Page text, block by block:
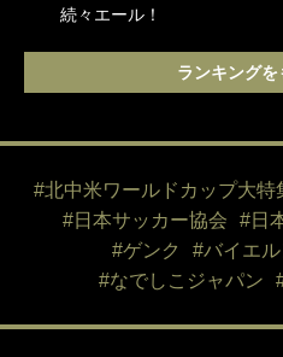
続々エール！
ランキングを
#北中米ワールドカップ大特
#日本サッカー協会
#日
#ゲンク
#バイエ
#なでしこジャパン